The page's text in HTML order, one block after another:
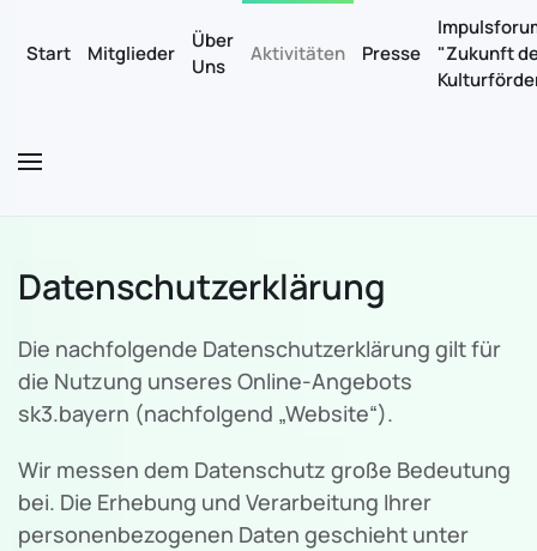
Zum Hauptinhalt springen
Start Mitglieder
Über
Uns
Aktivitäten Presse
"Zukunft
Datenschutzerklärung
Die nachfolgende Datenschutzerklärung gilt für
die Nutzung unseres Online-Angebots
sk3.bayern (nachfolgend „Website“).
Wir messen dem Datenschutz große Bedeutung
bei. Die Erhebung und Verarbeitung Ihrer
personenbezogenen Daten geschieht unter